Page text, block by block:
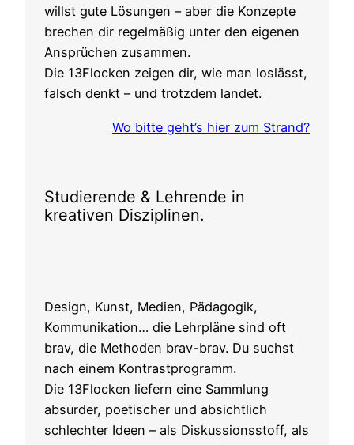
willst gute Lösungen – aber die Konzepte
brechen dir regelmäßig unter den eigenen
Ansprüchen zusammen.
Die 13Flocken zeigen dir, wie man loslässt,
falsch denkt – und trotzdem landet.
Wo bitte geht’s hier zum Strand?
Studierende & Lehrende in
kreativen Disziplinen.
Design, Kunst, Medien, Pädagogik,
Kommunikation… die Lehrpläne sind oft
brav, die Methoden brav-brav. Du suchst
nach einem Kontrastprogramm.
Die 13Flocken liefern eine Sammlung
absurder, poetischer und absichtlich
schlechter Ideen – als Diskussionsstoff, als